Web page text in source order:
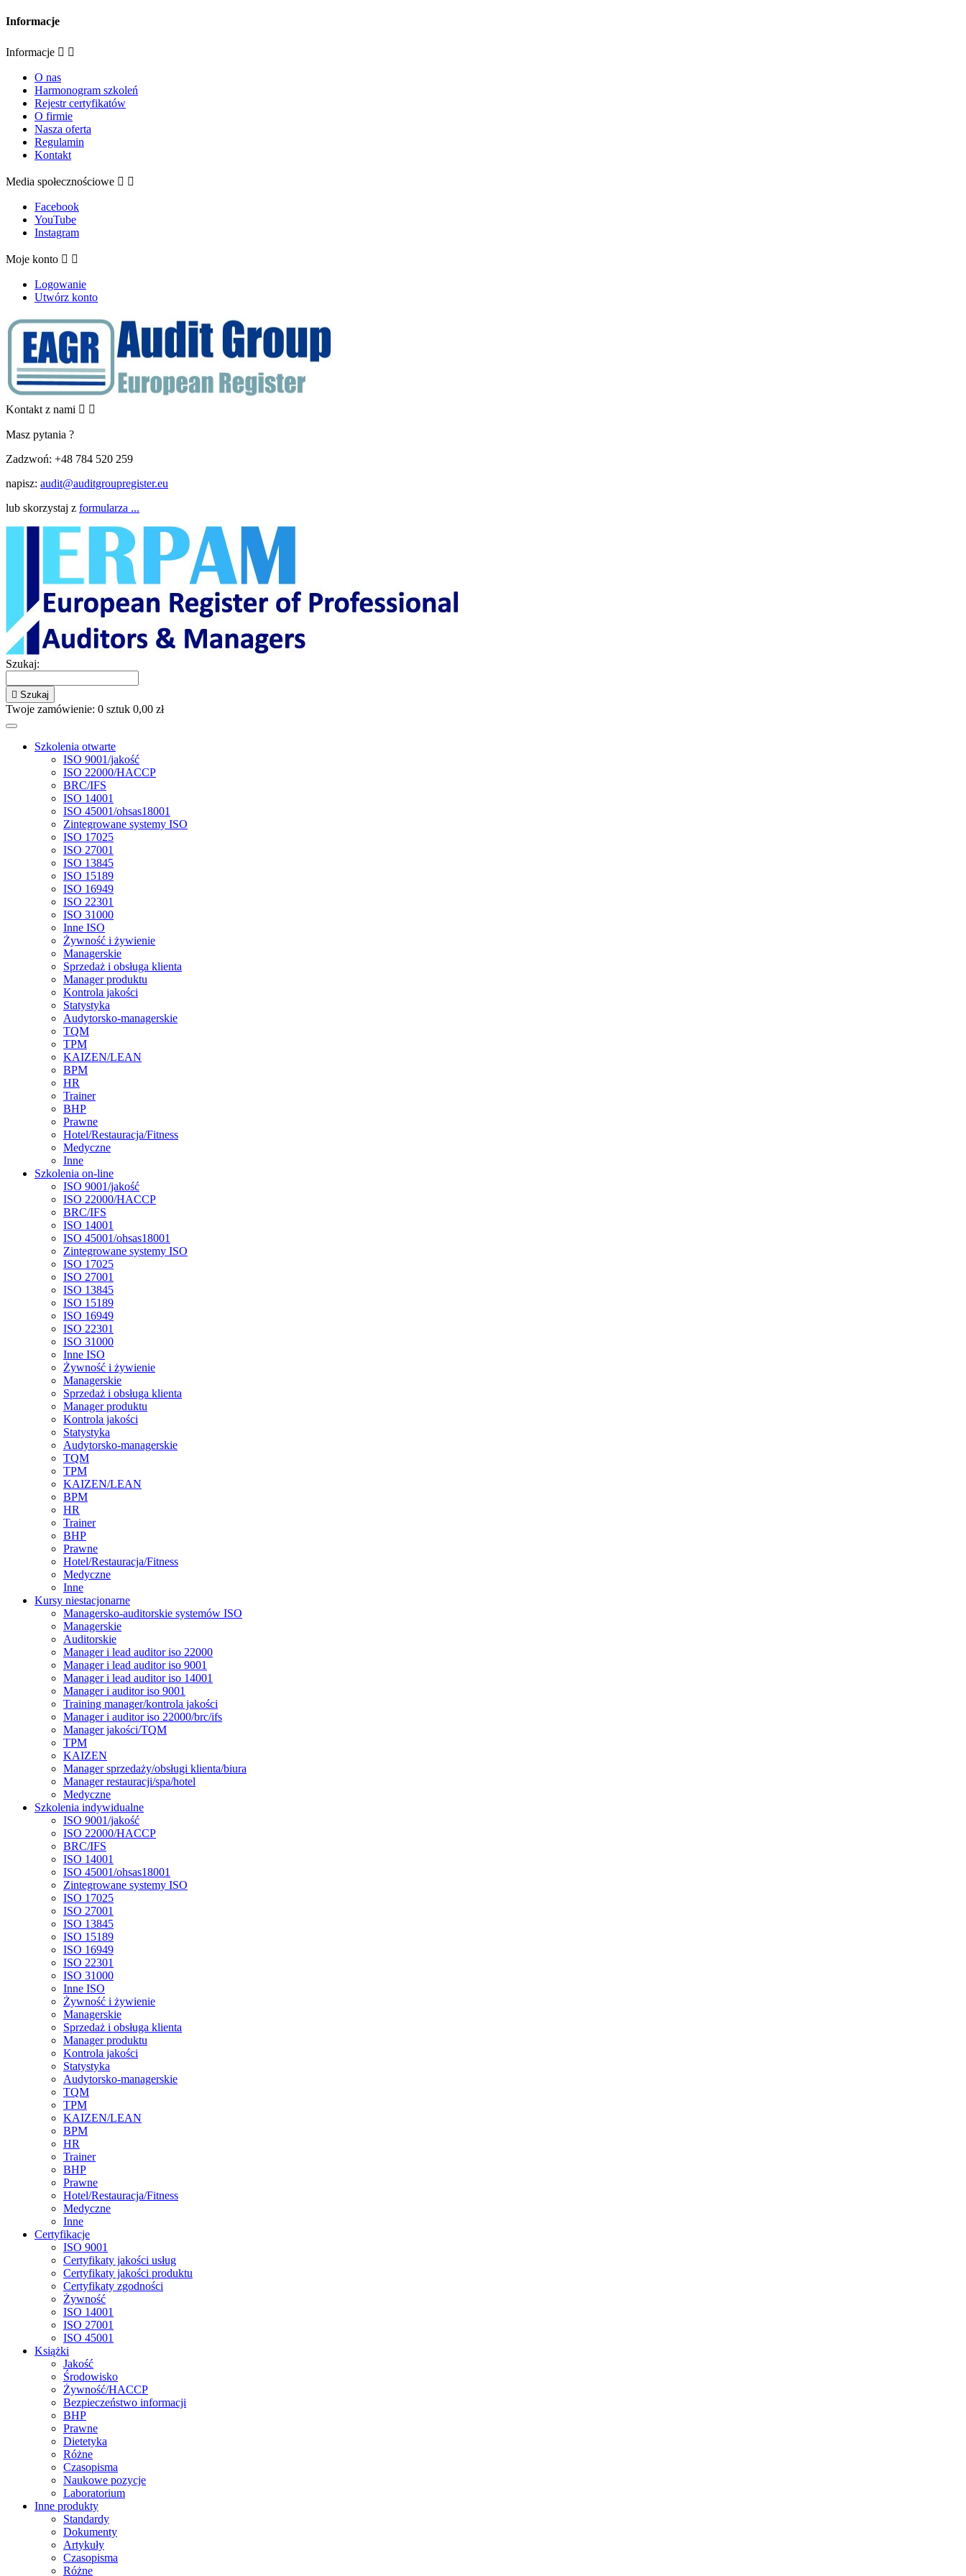
Informacje
Informacje  
O nas
Harmonogram szkoleń
Rejestr certyfikatów
O firmie
Nasza oferta
Regulamin
Kontakt
Media społecznościowe  
Facebook
YouTube
Instagram
Moje konto  
Logowanie
Utwórz konto
Kontakt z nami  
Masz pytania ?
Zadzwoń: +48 784 520 259
napisz: audit@auditgroupregister.eu
lub skorzystaj z formularza ...
Szukaj:
 Szukaj
Twoje zamówienie: 0 sztuk 0,00 zł
Szkolenia otwarte
ISO 9001/jakość
ISO 22000/HACCP
BRC/IFS
ISO 14001
ISO 45001/ohsas18001
Zintegrowane systemy ISO
ISO 17025
ISO 27001
ISO 13845
ISO 15189
ISO 16949
ISO 22301
ISO 31000
Inne ISO
Żywność i żywienie
Managerskie
Sprzedaż i obsługa klienta
Manager produktu
Kontrola jakości
Statystyka
Audytorsko-managerskie
TQM
TPM
KAIZEN/LEAN
BPM
HR
Trainer
BHP
Prawne
Hotel/Restauracja/Fitness
Medyczne
Inne
Szkolenia on-line
ISO 9001/jakość
ISO 22000/HACCP
BRC/IFS
ISO 14001
ISO 45001/ohsas18001
Zintegrowane systemy ISO
ISO 17025
ISO 27001
ISO 13845
ISO 15189
ISO 16949
ISO 22301
ISO 31000
Inne ISO
Żywność i żywienie
Managerskie
Sprzedaż i obsługa klienta
Manager produktu
Kontrola jakości
Statystyka
Audytorsko-managerskie
TQM
TPM
KAIZEN/LEAN
BPM
HR
Trainer
BHP
Prawne
Hotel/Restauracja/Fitness
Medyczne
Inne
Kursy niestacjonarne
Managersko-auditorskie systemów ISO
Managerskie
Auditorskie
Manager i lead auditor iso 22000
Manager i lead auditor iso 9001
Manager i lead auditor iso 14001
Manager i auditor iso 9001
Training manager/kontrola jakości
Manager i auditor iso 22000/brc/ifs
Manager jakości/TQM
TPM
KAIZEN
Manager sprzedaży/obsługi klienta/biura
Manager restauracji/spa/hotel
Medyczne
Szkolenia indywidualne
ISO 9001/jakość
ISO 22000/HACCP
BRC/IFS
ISO 14001
ISO 45001/ohsas18001
Zintegrowane systemy ISO
ISO 17025
ISO 27001
ISO 13845
ISO 15189
ISO 16949
ISO 22301
ISO 31000
Inne ISO
Żywność i żywienie
Managerskie
Sprzedaż i obsługa klienta
Manager produktu
Kontrola jakości
Statystyka
Audytorsko-managerskie
TQM
TPM
KAIZEN/LEAN
BPM
HR
Trainer
BHP
Prawne
Hotel/Restauracja/Fitness
Medyczne
Inne
Certyfikacje
ISO 9001
Certyfikaty jakości usług
Certyfikaty jakości produktu
Certyfikaty zgodności
Żywność
ISO 14001
ISO 27001
ISO 45001
Książki
Jakość
Środowisko
Żywność/HACCP
Bezpieczeństwo informacji
BHP
Prawne
Dietetyka
Różne
Czasopisma
Naukowe pozycje
Laboratorium
Inne produkty
Standardy
Dokumenty
Artykuły
Czasopisma
Różne